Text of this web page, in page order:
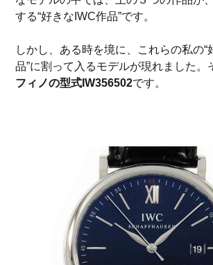
する“好きなIWC作品”です。
しかし、ある時を境に、これらの私の“
品”に割って入るモデルが現れました。
フィノの型式IW356502です。